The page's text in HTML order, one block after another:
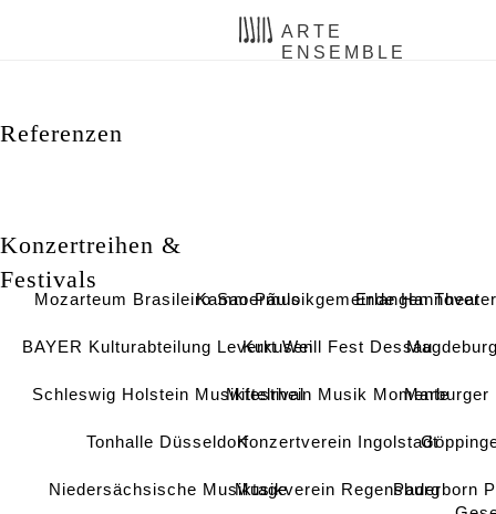
ARTE
ENSEMBLE
Referenzen
Konzertreihen &
Festivals
Mozarteum Brasileiro Sao Pãulo
BAYER Kulturabteilung Leverkusen
Schleswig Holstein Musikfestival
Tonhalle Düsseldorf
Niedersächsische Musiktage
Kammermusikgemeinde Hannover
Kurt Weill Fest Dessau
Mittelrhein Musik Momente
Konzertverein Ingolstadt
Musikverein Regensburg
Erlangen
Marburger
Paderborn